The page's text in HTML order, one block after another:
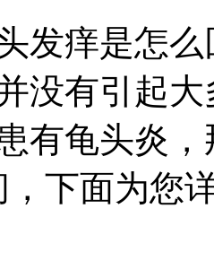
痒是怎么
没有引起
有龟头炎
，下面为您